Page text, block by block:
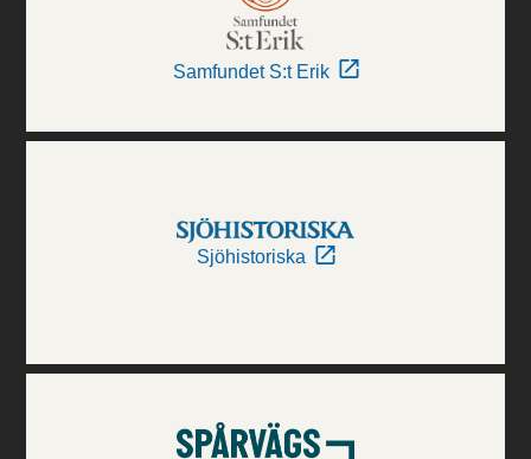
Samfundet S:t Erik
Sjöhistoriska